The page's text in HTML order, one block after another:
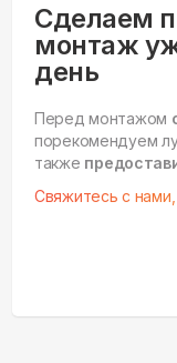
Сделаем
монтаж
день
Перед монтажом
порекомендуем
также
Свяжитесь с